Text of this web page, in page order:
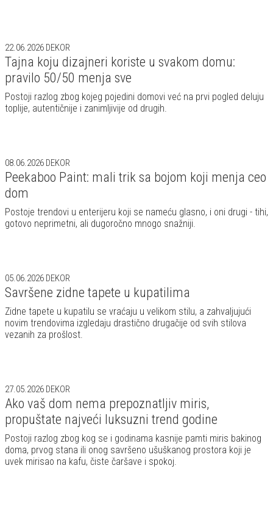
22.06.2026 DEKOR
Tajna koju dizajneri koriste u svakom domu:
pravilo 50/50 menja sve
Postoji razlog zbog kojeg pojedini domovi već na prvi pogled deluju
toplije, autentičnije i zanimljivije od drugih.
08.06.2026 DEKOR
Peekaboo Paint: mali trik sa bojom koji menja ceo
dom
Postoje trendovi u enterijeru koji se nameću glasno, i oni drugi - tihi,
gotovo neprimetni, ali dugoročno mnogo snažniji.
05.06.2026 DEKOR
Savršene zidne tapete u kupatilima
Zidne tapete u kupatilu se vraćaju u velikom stilu, a zahvaljujući
novim trendovima izgledaju drastično drugačije od svih stilova
vezanih za prošlost.
27.05.2026 DEKOR
Ako vaš dom nema prepoznatljiv miris,
propuštate najveći luksuzni trend godine
Postoji razlog zbog kog se i godinama kasnije pamti miris bakinog
doma, prvog stana ili onog savršeno ušuškanog prostora koji je
uvek mirisao na kafu, čiste čaršave i spokoj.